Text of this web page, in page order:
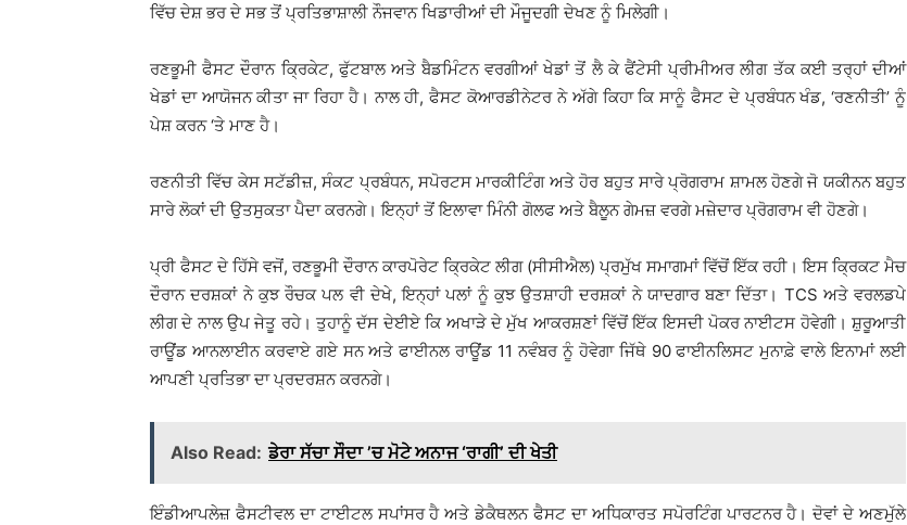
ਵਿੱਚ ਦੇਸ਼ ਭਰ ਦੇ ਸਭ ਤੋਂ ਪ੍ਰਤਿਭਾਸ਼ਾਲੀ ਨੌਜਵਾਨ ਖਿਡਾਰੀਆਂ ਦੀ ਮੌਜੂਦਗੀ ਦੇਖਣ ਨੂੰ ਮਿਲੇਗੀ।
ਰਣਭੂਮੀ ਫੈਸਟ ਦੌਰਾਨ ਕ੍ਰਿਕੇਟ, ਫੁੱਟਬਾਲ ਅਤੇ ਬੈਡਮਿੰਟਨ ਵਰਗੀਆਂ ਖੇਡਾਂ ਤੋਂ ਲੈ ਕੇ ਫੈਂਟੇਸੀ ਪ੍ਰੀਮੀਅਰ ਲੀਗ ਤੱਕ ਕਈ ਤਰ੍ਹਾਂ ਦੀਆਂ
ਖੇਡਾਂ ਦਾ ਆਯੋਜਨ ਕੀਤਾ ਜਾ ਰਿਹਾ ਹੈ। ਨਾਲ ਹੀ, ਫੈਸਟ ਕੋਆਰਡੀਨੇਟਰ ਨੇ ਅੱਗੇ ਕਿਹਾ ਕਿ ਸਾਨੂੰ ਫੈਸਟ ਦੇ ਪ੍ਰਬੰਧਨ ਖੰਡ, ‘ਰਣਨੀਤੀ’ ਨੂੰ
ਪੇਸ਼ ਕਰਨ ‘ਤੇ ਮਾਣ ਹੈ।
ਰਣਨੀਤੀ ਵਿੱਚ ਕੇਸ ਸਟੱਡੀਜ਼, ਸੰਕਟ ਪ੍ਰਬੰਧਨ, ਸਪੋਰਟਸ ਮਾਰਕੀਟਿੰਗ ਅਤੇ ਹੋਰ ਬਹੁਤ ਸਾਰੇ ਪ੍ਰੋਗਰਾਮ ਸ਼ਾਮਲ ਹੋਣਗੇ ਜੋ ਯਕੀਨਨ ਬਹੁਤ
ਸਾਰੇ ਲੋਕਾਂ ਦੀ ਉਤਸੁਕਤਾ ਪੈਦਾ ਕਰਨਗੇ। ਇਨ੍ਹਾਂ ਤੋਂ ਇਲਾਵਾ ਮਿੰਨੀ ਗੋਲਫ ਅਤੇ ਬੈਲੂਨ ਗੇਮਜ਼ ਵਰਗੇ ਮਜ਼ੇਦਾਰ ਪ੍ਰੋਗਰਾਮ ਵੀ ਹੋਣਗੇ।
ਪ੍ਰੀ ਫੈਸਟ ਦੇ ਹਿੱਸੇ ਵਜੋਂ, ਰਣਭੂਮੀ ਦੌਰਾਨ ਕਾਰਪੋਰੇਟ ਕ੍ਰਿਕੇਟ ਲੀਗ (ਸੀਸੀਐਲ) ਪ੍ਰਮੁੱਖ ਸਮਾਗਮਾਂ ਵਿੱਚੋਂ ਇੱਕ ਰਹੀ। ਇਸ ਕ੍ਰਿਕਟ ਮੈਚ
ਦੌਰਾਨ ਦਰਸ਼ਕਾਂ ਨੇ ਕੁਝ ਰੌਚਕ ਪਲ ਵੀ ਦੇਖੇ, ਇਨ੍ਹਾਂ ਪਲਾਂ ਨੂੰ ਕੁਝ ਉਤਸ਼ਾਹੀ ਦਰਸ਼ਕਾਂ ਨੇ ਯਾਦਗਾਰ ਬਣਾ ਦਿੱਤਾ। TCS ਅਤੇ ਵਰਲਡਪੇ
ਲੀਗ ਦੇ ਨਾਲ ਉਪ ਜੇਤੂ ਰਹੇ। ਤੁਹਾਨੂੰ ਦੱਸ ਦੇਈਏ ਕਿ ਅਖਾੜੇ ਦੇ ਮੁੱਖ ਆਕਰਸ਼ਣਾਂ ਵਿੱਚੋਂ ਇੱਕ ਇਸਦੀ ਪੋਕਰ ਨਾਈਟਸ ਹੋਵੇਗੀ। ਸ਼ੁਰੂਆਤੀ
ਰਾਊਂਡ ਆਨਲਾਈਨ ਕਰਵਾਏ ਗਏ ਸਨ ਅਤੇ ਫਾਈਨਲ ਰਾਊਂਡ 11 ਨਵੰਬਰ ਨੂੰ ਹੋਵੇਗਾ ਜਿੱਥੇ 90 ਫਾਈਨਲਿਸਟ ਮੁਨਾਫ਼ੇ ਵਾਲੇ ਇਨਾਮਾਂ ਲਈ
ਆਪਣੀ ਪ੍ਰਤਿਭਾ ਦਾ ਪ੍ਰਦਰਸ਼ਨ ਕਰਨਗੇ।
Also Read: ਡੇਰਾ ਸੱਚਾ ਸੌਦਾ ’ਚ ਮੋਟੇ ਅਨਾਜ ‘ਰਾਗੀ’ ਦੀ ਖੇਤੀ
ਇੰਡੀਆਪਲੇਜ਼ ਫੈਸਟੀਵਲ ਦਾ ਟਾਈਟਲ ਸਪਾਂਸਰ ਹੈ ਅਤੇ ਡੇਕੈਥਲਨ ਫੈਸਟ ਦਾ ਅਧਿਕਾਰਤ ਸਪੋਰਟਿੰਗ ਪਾਰਟਨਰ ਹੈ। ਦੋਵਾਂ ਦੇ ਅਣਮੁੱਲੇ